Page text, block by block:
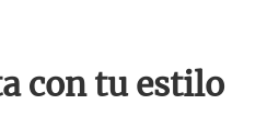
con tu estilo